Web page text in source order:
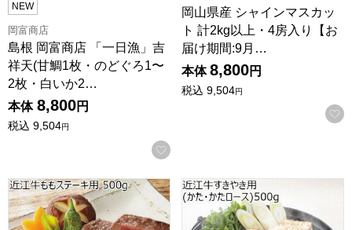
NEW
岡富商店
島根 岡富商店 「一日漁」吉
祥天(甘鯛1枚・のどぐろ1〜
2枚・白いか2…
本体 8,800円
税込 9,504円
お気に入りに登録する
岡山県産 シャインマスカッ
ト 計2kg以上・4房入り【お
届け期間:9月…
本体 8,800円
税込 9,504円
滋賀県産 近江牛ももステーキ用 500g【黒毛和牛】【NN】
滋賀県産 近江牛すきやき用(